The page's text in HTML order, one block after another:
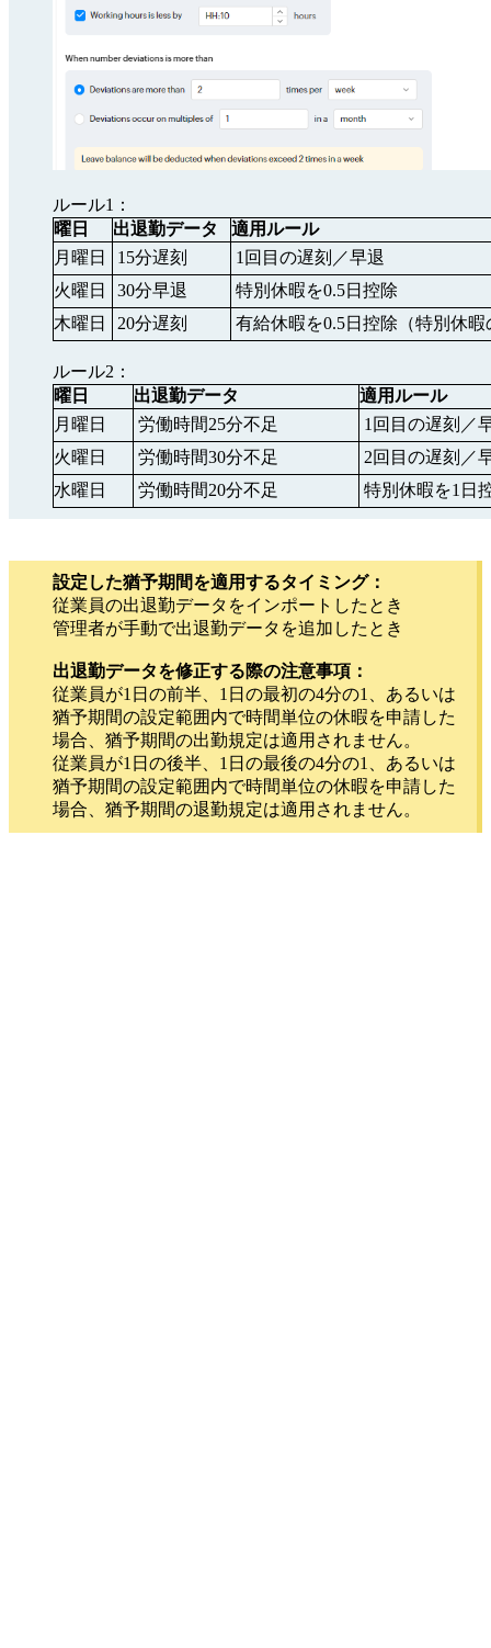
ルール1：
曜日
出退勤データ
適用ルール
月曜日
15分遅刻
1回目の遅刻／早退
火曜日
30分早退
特別休暇を0.5日控除
木曜日
20分遅刻 有給休暇を0.5日控除（特別休暇
ルール2：
曜日
出退勤データ
適用ルール
月曜日
労働時間25分不足
1回目の遅刻／
火曜日
労働時間30分不足
2回目の遅刻／
水曜日
労働時間20分不足 特別休暇を1日
設定した猶予期間を適用するタイミング：
従業員の出退勤データをインポートしたとき
管理者が手動で出退勤データを追加したとき
出退勤データを修正する際の注意事項：
従業員が1日の前半、1日の最初の4分の1、あるいは
猶予期間の設定範囲内で時間単位の休暇を申請した
場合、猶予期間の出勤規定は適用されません。
従業員が1日の後半、1日の最後の4分の1、あるいは
猶予期間の設定範囲内で時間単位の休暇を申請した
場合、猶予期間の退勤規定は適用されません。